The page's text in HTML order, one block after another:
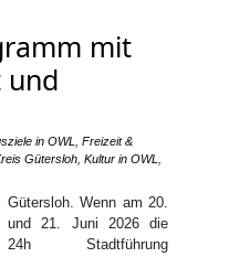
mit
und
in OWL
Freizeit &
Gütersloh Kultur in OWL
Gütersloh. Wenn am 20.
und 21. Juni 2026 die
24h Stadtführung